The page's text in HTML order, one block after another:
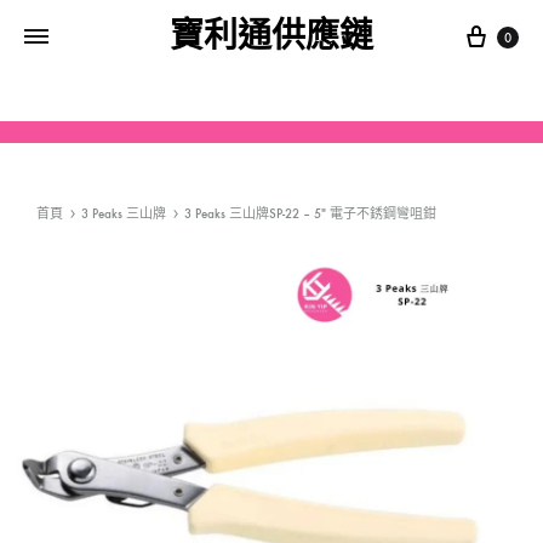
寶利通供應鏈 0
首頁 3 Peaks 三山牌 3 Peaks 三山牌SP-22 – 5″ 電子不銹鋼彎咀鉗